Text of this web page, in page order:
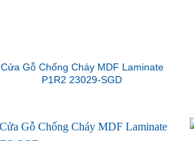
Cửa Gỗ Chống Cháy MDF Laminate
P1R2 23029-SGD